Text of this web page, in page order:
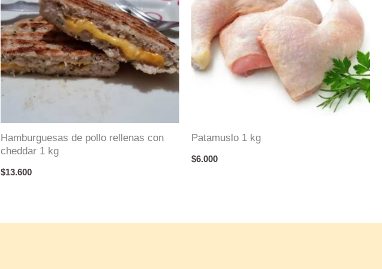
Hamburguesas de pollo rellenas con
cheddar 1 kg
$13.600
Patamuslo 1 kg
$6.000